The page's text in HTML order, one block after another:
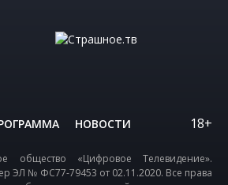
НОВОСТИ 18+
общество «Цифровое Телевидение».
ЭЛ № ФС77-79453 от 02.11.2020. Все права